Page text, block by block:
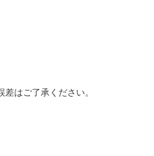
はご了承ください。